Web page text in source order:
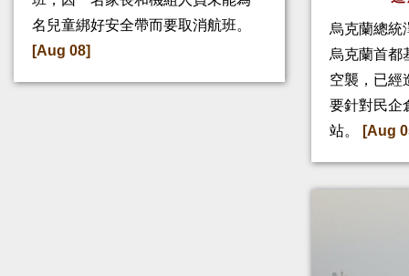
名兒童綁好安全帶而要取消航班。
[Aug 08]
烏克蘭總統
烏克蘭首都
空襲，已經
要針對民企
站。
[Aug